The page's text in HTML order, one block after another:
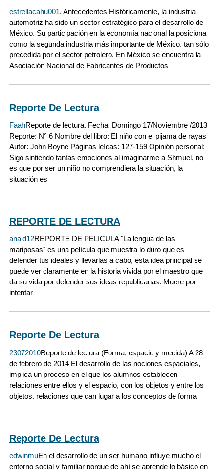
estrellacahu001. Antecedentes Históricamente, la industria
automotriz ha sido un sector estratégico para el desarrollo de
México. Su participación en la economía nacional la posiciona
como la segunda industria más importante de México, tan sólo
precedida por el sector petrolero. En México se encuentra la
Asociación Nacional de Fabricantes de Productos
Reporte De Lectura
FaahReporte de lectura. Fecha: Domingo 17/Noviembre /2013
Reporte: N° 6 Nombre del libro: El niño con el pijama de rayas
Autor: John Boyne Páginas leídas: 127-159 Opinión personal:
Sigo sintiendo tantas emociones al imaginarme a Shmuel, no
es que por ser un niño no comprendiera la situación, la
situación es
REPORTE DE LECTURA
anaid12REPORTE DE PELICULA "La lengua de las
mariposas" es una película que muestra lo duro que es
defender tus ideales y llevarlas a cabo, esta idea principal se
puede ver claramente en la historia vivida por el maestro que
da su vida por defender sus ideas republicanas. Muere por
intentar
Reporte De Lectura
23072010Reporte de lectura (Forma, espacio y medida) A 28
de febrero de 2014 El desarrollo de las nociones espaciales,
implica un proceso en el que los alumnos establecen
relaciones entre ellos y el espacio, con los objetos y entre los
objetos, relaciones que dan lugar a los conceptos de forma
Reporte De Lectura
edwinmuEn el desarrollo de un ser humano influye mucho el
entorno social y familiar porque de ahí se aprende lo básico en